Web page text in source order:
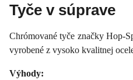
Tyče v súprave
Chrómované tyče značky Hop-
vyrobené z vysoko kvalitnej
Výhody: